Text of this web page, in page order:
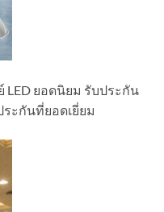
LED ยอดนิยม รับประกัน
ะกันที่ยอดเยี่ยม